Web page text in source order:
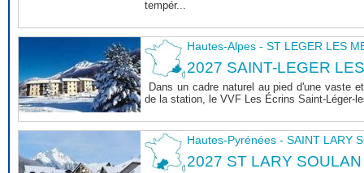
tempér...
Hautes-Alpes - ST LEGER LES
2027 SAINT-LEGER
Dans un cadre naturel au pied d'une vaste
de la station, le VVF Les Écrins Saint-Léger-
Hautes-Pyrénées - SAINT LARY
2027 ST LARY SOULAN